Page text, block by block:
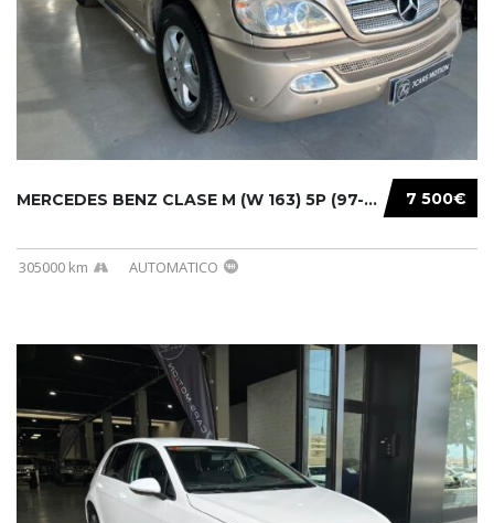
7 500€
MERCEDES BENZ CLASE M (W 163) 5P (97-05) 200...
305000 km AUTOMATICO